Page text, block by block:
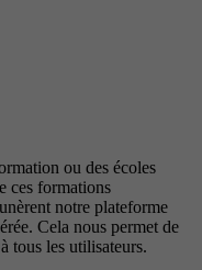
ou des écoles
ces formations
notre plateforme
Cela nous permet de
tous les utilisateurs.